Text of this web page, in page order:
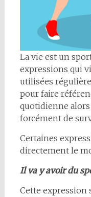
La vie est un
expressions qui
utilisées
pour faire
quotidienne alors
forcément de
Certaines
directement le
Il va y avoir du
Cette expression